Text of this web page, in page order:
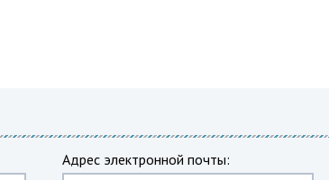
Адрес электронной почты: